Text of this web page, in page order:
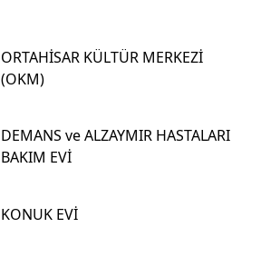
ORTAHİSAR KÜLTÜR MERKEZİ
(OKM)
DEMANS ve ALZAYMIR HASTALARI
BAKIM EVİ
KONUK EVİ